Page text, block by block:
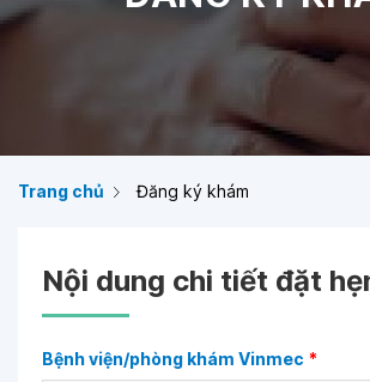
Trang chủ Đăng ký khám
Nội dung chi tiết đặt
Bệnh viện/phòng khám Vinmec *